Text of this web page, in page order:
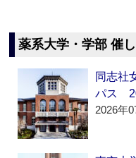
薬系大学・学部 催
同志社
パス
2026年